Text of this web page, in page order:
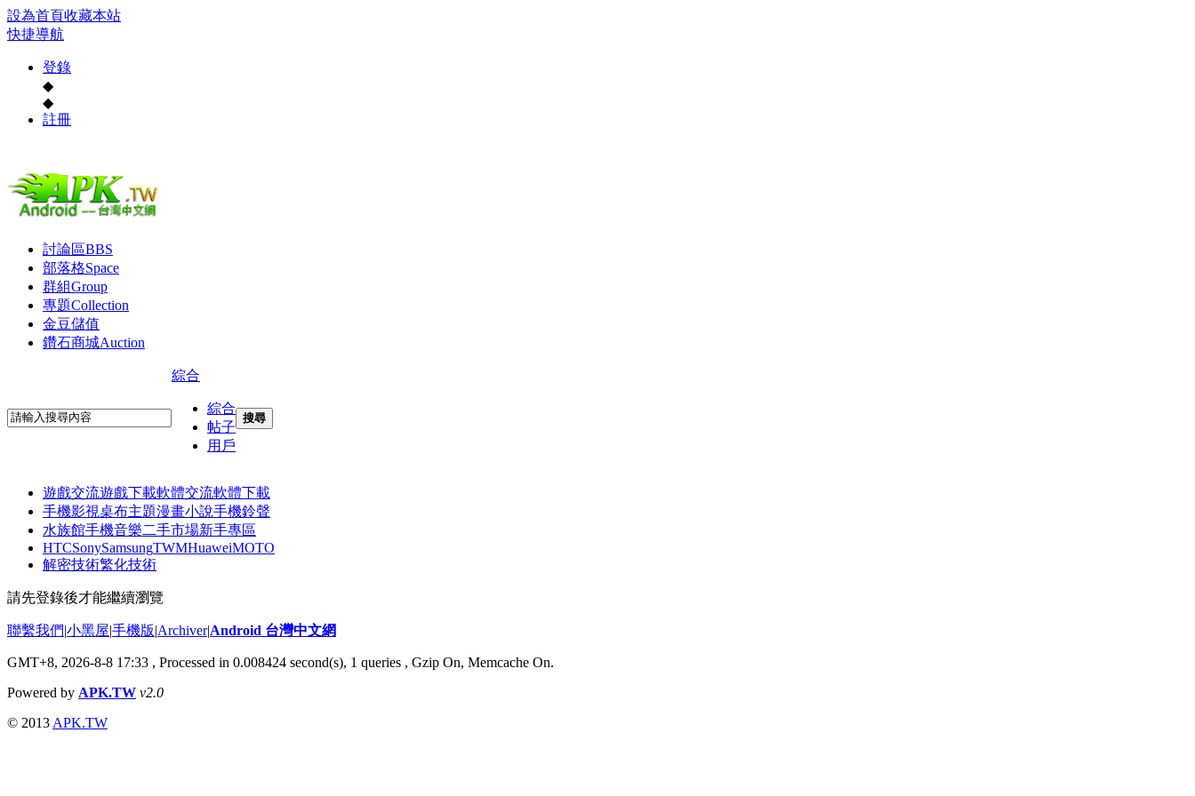
設為首頁收藏本站
快捷導航
登錄
◆
◆
註冊
討論區BBS
部落格Space
群組Group
專題Collection
金豆儲值
鑽石商城Auction
綜合
綜合
帖子
用戶
搜尋
遊戲交流遊戲下載軟體交流軟體下載
手機影視桌布主題漫畫小說手機鈴聲
水族館手機音樂二手市場新手專區
HTCSonySamsungTWMHuaweiMOTO
解密技術繁化技術
請先登錄後才能繼續瀏覽
聯繫我們|小黑屋|手機版|Archiver|Android 台灣中文網
GMT+8, 2026-8-8 17:33 , Processed in 0.008424 second(s), 1 queries , Gzip On, Memcache On.
Powered by APK.TW v2.0
© 2013 APK.TW